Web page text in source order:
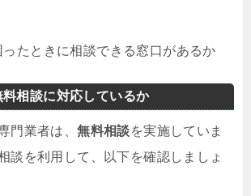
ったときに相談できる窓口があるか
料相談に対応しているか
門業者は、無料相談を実施していま
談を利用して、以下を確認しましょ